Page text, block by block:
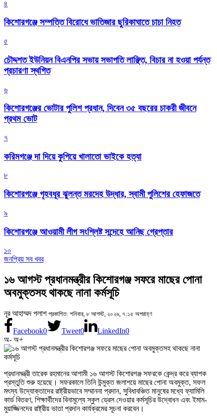
৪
কিশোরগঞ্জে সম্পত্তি বিরোধে ভাতিজার ছুরিকাঘাতে চাচা নিহত
৫
চৌদ্দশত ইউনিয়ন বিএনপির সভায় সভাপতি লাঞ্ছিত, বিচার না হওয়া পর্যন্ত
প্রচারণা স্থগিত
৬
কিশোরগঞ্জের ভোটার পুলিশ প্রধান, দিবেন ৩৫ বছরের চাকরী জীবনে
প্রথম ভোট
৭
করিমগঞ্জে দা দিয়ে কুপিয়ে খালাতো ভাইকে হত্যা
৮
কিশোরগঞ্জে গৃহবধূর ঝুলন্ত মরদেহ উদ্ধার, স্বামী পুলিশের হেফাজতে
৯
কিশোরগঞ্জে আওয়ামী লীগ সংশ্লিষ্ট সন্দেহে আনিছ গ্রেপ্তার
১০
জনপ্রিয় সব খবর
১৬ আগস্ট প্রধানমন্ত্রীর কিশোরগঞ্জ সফরে মাছের পোনা
অবমুক্তসহ থাকছে নানা কর্মসূচি
নূর আহাম্মদ পলাশ প্রকাশিত: শনিবার, ৮ আগস্ট, ২০২৬, ৭:১৫ অপরাহ্ণ
Facebook0 Tweet0 LinkedIn0
অ- অ+
প্রধানমন্ত্রী তারেক রহমানের আগামী ১৬ আগস্ট কিশোরগঞ্জ সফরকে কেন্দ্র করে ব্যাপক
প্রস্তুতি শুরু হয়েছে। সফরকালে তিনি উন্মুক্ত জলাশয়ে মাছের পোনা অবমুক্ত, সফল
মৎস্য উদ্যোক্তাদের রাষ্ট্রীয়ভাবে সম্মাননা প্রদান, সুবিধাবঞ্চিত মানুষের মধ্যে ফ্যামিলি
কার্ড বিতরণ, শিক্ষার্থীদের বিনামূল্যে স্কুল ড্রেস দেওয়ার কর্মসূচির উদ্বোধন এবং ইমাম-
মুয়াজ্জিনদের রাষ্ট্রীয় ভাতা প্রদান কার্যক্রমের সূচনা করবেন।